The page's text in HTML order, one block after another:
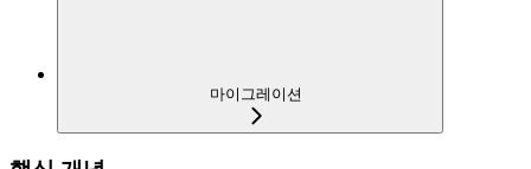
마이그레이션